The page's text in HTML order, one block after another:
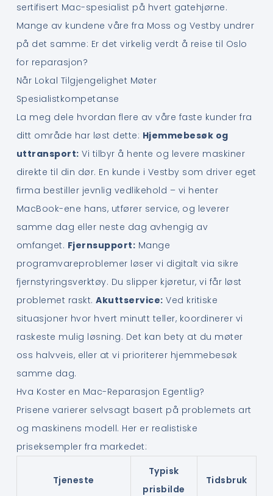
sertifisert Mac-spesialist på hvert gatehjørne.
Mange av kundene våre fra Moss og Vestby undrer
på det samme: Er det virkelig verdt å reise til Oslo
for reparasjon?
Når Lokal Tilgjengelighet Møter
Spesialistkompetanse
La meg dele hvordan flere av våre faste kunder fra
ditt område har løst dette: Hjemmebesøk og
uttransport: Vi tilbyr å hente og levere maskiner
direkte til din dør. En kunde i Vestby som driver eget
firma bestiller jevnlig vedlikehold – vi henter
MacBook-ene hans, utfører service, og leverer
samme dag eller neste dag avhengig av
omfanget. Fjernsupport: Mange
programvareproblemer løser vi digitalt via sikre
fjernstyringsverktøy. Du slipper kjøretur, vi får løst
problemet raskt.Akuttservice: Ved kritiske
situasjoner hvor hvert minutt teller, koordinerer vi
raskeste mulig løsning. Det kan bety at du møter
oss halvveis, eller at vi prioriterer hjemmebesøk
samme dag.
Hva Koster en Mac-Reparasjon Egentlig?
Prisene varierer selvsagt basert på problemets art
og maskinens modell. Her er realistiske
priseksempler fra markedet:
Tjeneste
Typisk
prisbilde
Tidsbruk